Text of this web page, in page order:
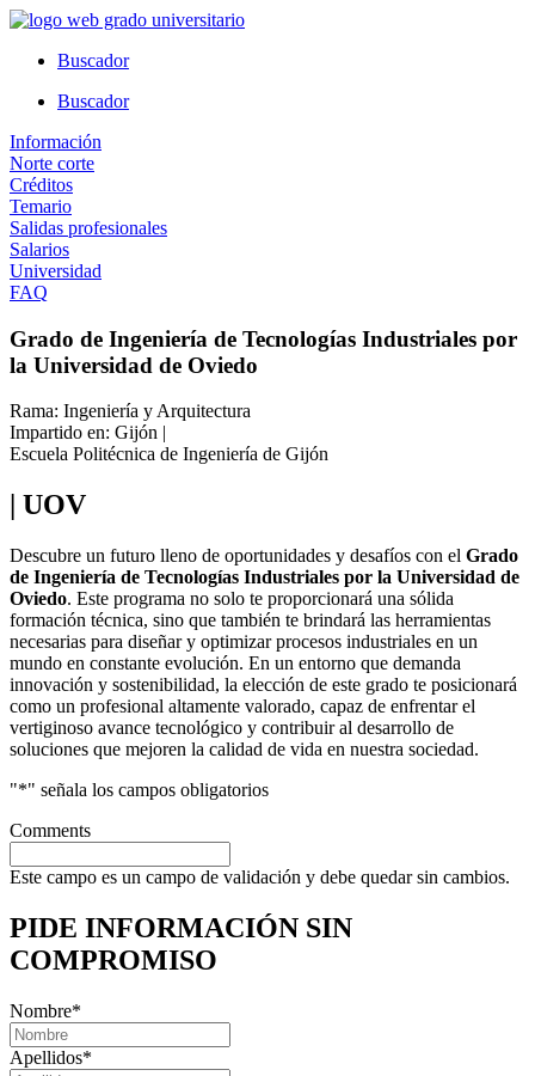
Ir
contenidoBuscador
Buscador
Información
Norte corte
Créditos
Temario
Salidas profesionales
Salarios
Universidad
FAQ
Grado de Ingeniería de Tecnologías Industriales por
la Universidad de Oviedo
Rama: Ingeniería y Arquitectura
Impartido en: Gijón |
Escuela Politécnica de Ingeniería de Gijón
| UOV
Descubre un futuro lleno de oportunidades y desafíos con el Grado
de Ingeniería de Tecnologías Industriales por la Universidad de
Oviedo. Este programa no solo te proporcionará una sólida
formación técnica, sino que también te brindará las herramientas
necesarias para diseñar y optimizar procesos industriales en un
mundo en constante evolución. En un entorno que demanda
innovación y sostenibilidad, la elección de este grado te posicionará
como un profesional altamente valorado, capaz de enfrentar el
vertiginoso avance tecnológico y contribuir al desarrollo de
soluciones que mejoren la calidad de vida en nuestra sociedad.
"*" señala los campos obligatorios
Comments
Este campo es un campo de validación y debe quedar sin cambios.
PIDE INFORMACIÓN SIN
COMPROMISO
Nombre*
Apellidos*